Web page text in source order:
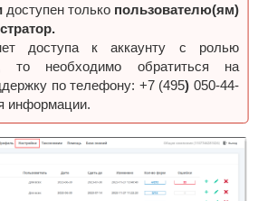
доступен только пользователю(ям)
доступа к аккаунту с ролью
то необходимо обратиться на
по телефону: +7 (495)050-44-
информации.